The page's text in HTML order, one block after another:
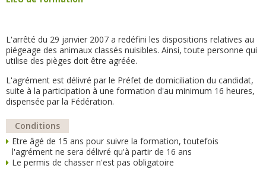
L'arrêté du 29 janvier 2007 a redéfini les dispositions relatives au
piégeage des animaux classés nuisibles. Ainsi, toute personne qui
utilise des pièges doit être agréée.
L'agrément est délivré par le Préfet de domiciliation du candidat,
suite à la participation à une formation d'au minimum 16 heures,
dispensée par la Fédération.
Conditions
Etre âgé de 15 ans pour suivre la formation, toutefois
l'agrément ne sera délivré qu'à partir de 16 ans
Le permis de chasser n'est pas obligatoire